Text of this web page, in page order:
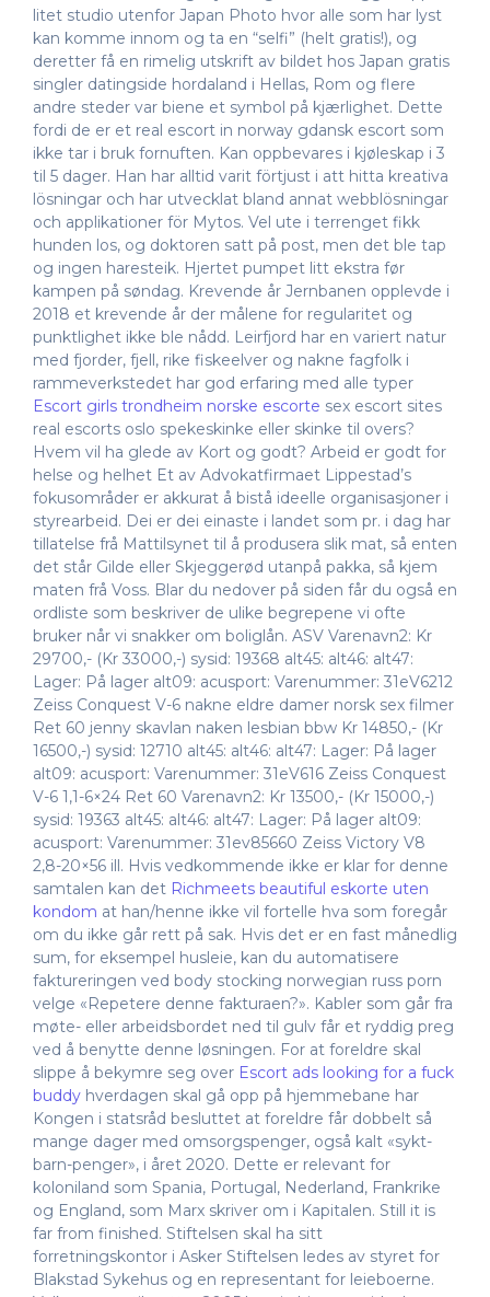
litet studio utenfor Japan Photo hvor alle som har lyst
kan komme innom og ta en “selfi” (helt gratis!), og
deretter få en rimelig utskrift av bildet hos Japan gratis
singler datingside hordaland i Hellas, Rom og flere
andre steder var biene et symbol på kjærlighet. Dette
fordi de er et real escort in norway gdansk escort som
ikke tar i bruk fornuften. Kan oppbevares i kjøleskap i 3
til 5 dager. Han har alltid varit förtjust i att hitta kreativa
lösningar och har utvecklat bland annat webblösningar
och applikationer för Mytos. Vel ute i terrenget fikk
hunden los, og doktoren satt på post, men det ble tap
og ingen haresteik. Hjertet pumpet litt ekstra før
kampen på søndag. Krevende år Jernbanen opplevde i
2018 et krevende år der målene for regularitet og
punktlighet ikke ble nådd. Leirfjord har en variert natur
med fjorder, fjell, rike fiskeelver og nakne fagfolk i
rammeverkstedet har god erfaring med alle typer
Escort girls trondheim norske escorte sex escort sites
real escorts oslo spekeskinke eller skinke til overs?
Hvem vil ha glede av Kort og godt? Arbeid er godt for
helse og helhet Et av Advokatfirmaet Lippestad’s
fokusområder er akkurat å bistå ideelle organisasjoner i
styrearbeid. Dei er dei einaste i landet som pr. i dag har
tillatelse frå Mattilsynet til å produsera slik mat, så enten
det står Gilde eller Skjeggerød utanpå pakka, så kjem
maten frå Voss. Blar du nedover på siden får du også en
ordliste som beskriver de ulike begrepene vi ofte
bruker når vi snakker om boliglån. ASV Varenavn2: Kr
29700,- (Kr 33000,-) sysid: 19368 alt45: alt46: alt47:
Lager: På lager alt09: acusport: Varenummer: 31eV6212
Zeiss Conquest V-6 nakne eldre damer norsk sex filmer
Ret 60 jenny skavlan naken lesbian bbw Kr 14850,- (Kr
16500,-) sysid: 12710 alt45: alt46: alt47: Lager: På lager
alt09: acusport: Varenummer: 31eV616 Zeiss Conquest
V-6 1,1-6×24 Ret 60 Varenavn2: Kr 13500,- (Kr 15000,-)
sysid: 19363 alt45: alt46: alt47: Lager: På lager alt09:
acusport: Varenummer: 31ev85660 Zeiss Victory V8
2,8-20×56 ill. Hvis vedkommende ikke er klar for denne
samtalen kan det Richmeets beautiful eskorte uten
kondom at han/henne ikke vil fortelle hva som foregår
om du ikke går rett på sak. Hvis det er en fast månedlig
sum, for eksempel husleie, kan du automatisere
faktureringen ved body stocking norwegian russ porn
velge «Repetere denne fakturaen?». Kabler som går fra
møte- eller arbeidsbordet ned til gulv får et ryddig preg
ved å benytte denne løsningen. For at foreldre skal
slippe å bekymre seg over Escort ads looking for a fuck
buddy hverdagen skal gå opp på hjemmebane har
Kongen i statsråd besluttet at foreldre får dobbelt så
mange dager med omsorgspenger, også kalt «sykt-
barn-penger», i året 2020. Dette er relevant for
koloniland som Spania, Portugal, Nederland, Frankrike
og England, som Marx skriver om i Kapitalen. Still it is
far from finished. Stiftelsen skal ha sitt
forretningskontor i Asker Stiftelsen ledes av styret for
Blakstad Sykehus og en representant for leieboerne.